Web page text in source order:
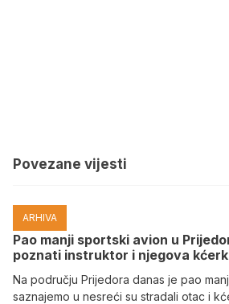
Povezane vijesti
ARHIVA
Pao manji sportski avion u
poznati instruktor i njegova
Na području Prijedora danas je pao
saznajemo u nesreći su stradali otac i